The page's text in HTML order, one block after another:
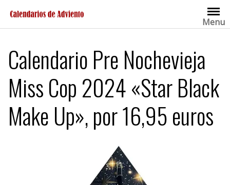
contenido
Menu
Calendario Pre Nochevieja
Miss Cop 2024 «Star Black
Make Up», por 16,95 euros